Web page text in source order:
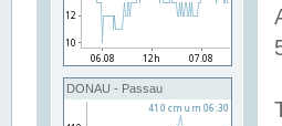
DONAU - Passau